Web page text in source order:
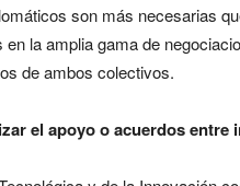
son más necesarias
la amplia gama de
de ambos colectivos.
el apoyo o acuerdos